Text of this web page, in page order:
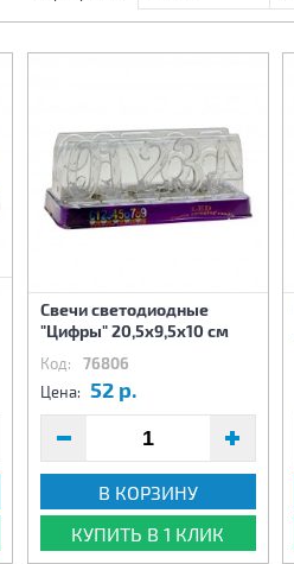
Свечи светодиодные
"Цифры" 20,5х9,5х10 см
Код: 76806
Цена: 52 р.
В КОРЗИНУ
КУПИТЬ В 1 КЛИК